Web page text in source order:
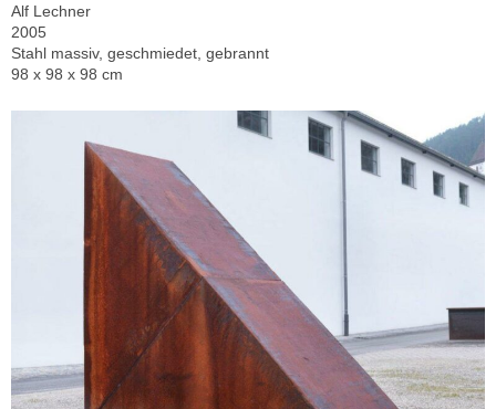
Alf Lechner
2005
Stahl massiv, geschmiedet, gebrannt
98 x 98 x 98 cm